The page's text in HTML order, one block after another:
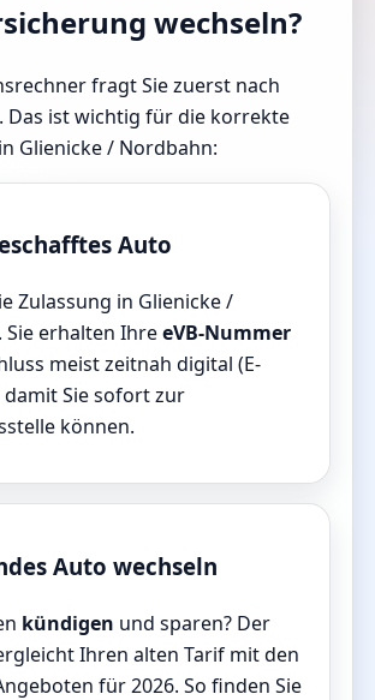
wechseln?
fragt Sie zuerst nach
Das ist wichtig für die korrekte
Glienicke / Nordbahn:
Auto
Zulassung in Glienicke /
Sie erhalten IhreeVB-Nummer
meist zeitnah digital (E-
damit Sie sofort zur
können.
Auto wechseln
kündigen und sparen? Der
Ihren alten Tarif mit den
für 2026. So finden Sie